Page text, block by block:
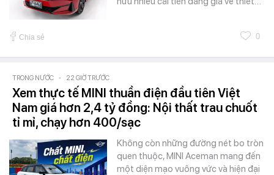
Chia sẻ 0
TRONG NƯỚC - 22 GIỜ TRƯỚC
Xem thực tế MINI thuần điện đầu tiên Việt
Nam giá hơn 2,4 tỷ đồng: Nội thất trau chuốt
tỉ mỉ, chạy hơn 400/sạc
Không còn những đường nét bo tròn
quen thuộc, MINI Aceman mang đến
một diện mạo vuông vức và hiện đại